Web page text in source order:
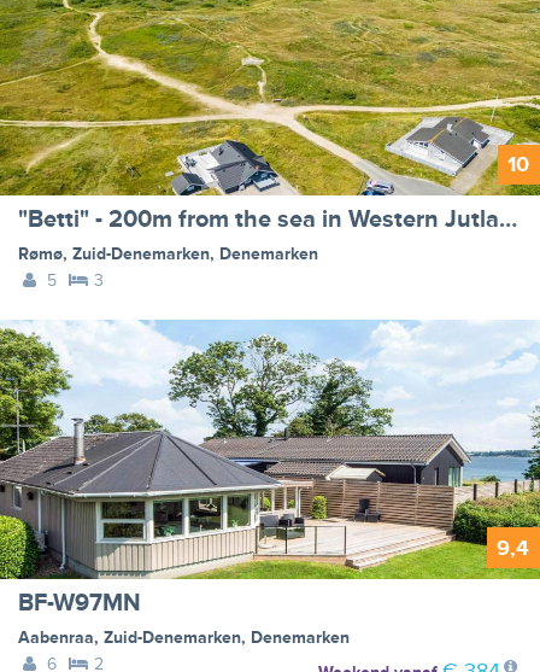
10
"Betti" - 200m from the sea in Western Jutland
Rømø, Zuid-Denemarken, Denemarken
5
3
9,4
BF-W97MN
Aabenraa, Zuid-Denemarken, Denemarken
6
2